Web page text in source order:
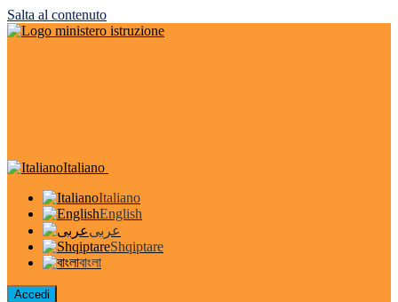
Salta al contenuto
Italiano
Italiano
English
عربى
Shqiptare
বাংলা
Accedi